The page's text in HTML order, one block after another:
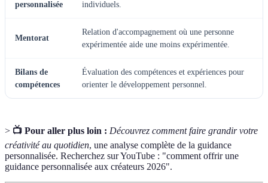
personnalisée
individuels.
Mentorat
Relation d'accompagnement où une personne
expérimentée aide une moins expérimentée.
Bilans de
compétences
Évaluation des compétences et expériences pour
orienter le développement personnel.
> 📺 Pour aller plus loin : Découvrez comment faire grandir votre
créativité au quotidien, une analyse complète de la guidance
personnalisée. Recherchez sur YouTube : "comment offrir une
guidance personnalisée aux créateurs 2026".